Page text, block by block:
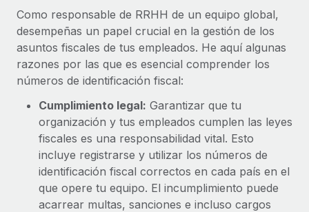
Gestión de dispositivos
Proporciona dispositivos tecnológicos y contrólalos
en todo el mundo.
Apertura de entidades
Abre entidades conforme a la legalidad enseguida.
Movilidad y reubicación
Reubica a los empleados con facilidad.
Prestaciones
Gestiona las prestaciones de los empleados sin
complicaciones.
Explora el blog
BLOG
Integraciones con Gusto y Xero y Contractor
Management Plus
La misión de Remote sigue siendo ayudar a empresas de
todos los tamaños a contratar, gestionar y...
Más información
Como responsable de RRHH de un equipo global,
desempeñas un papel crucial en la gestión de los
asuntos fiscales de tus empleados. He aquí algunas
razones por las que es esencial comprender los
números de identificación fiscal:
Cumplimiento legal: Garantizar que tu
organización y tus empleados cumplen las leyes
fiscales es una responsabilidad vital. Esto
incluye registrarse y utilizar los números de
identificación fiscal correctos en cada país en el
que opere tu equipo. El incumplimiento puede
acarrear multas, sanciones e incluso cargos